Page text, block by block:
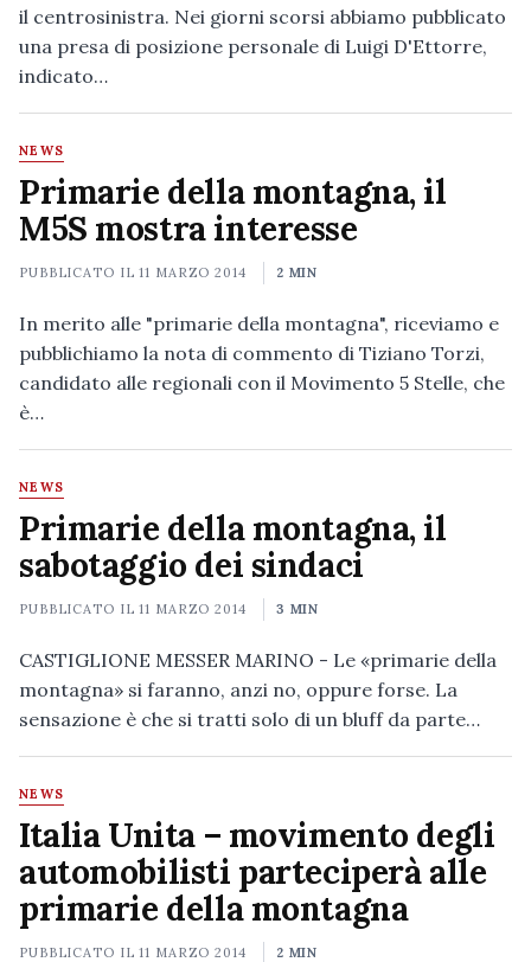
il centrosinistra. Nei giorni scorsi abbiamo pubblicato
una presa di posizione personale di Luigi D'Ettorre,
indicato…
NEWS
Primarie della montagna, il
M5S mostra interesse
PUBBLICATO IL11 MARZO 2014 2 MIN
In merito alle "primarie della montagna", riceviamo e
pubblichiamo la nota di commento di Tiziano Torzi,
candidato alle regionali con il Movimento 5 Stelle, che
è…
NEWS
Primarie della montagna, il
sabotaggio dei sindaci
PUBBLICATO IL11 MARZO 2014 3 MIN
CASTIGLIONE MESSER MARINO - Le «primarie della
montagna» si faranno, anzi no, oppure forse. La
sensazione è che si tratti solo di un bluff da parte…
NEWS
Italia Unita – movimento degli
automobilisti parteciperà alle
primarie della montagna
PUBBLICATO IL11 MARZO 2014 2 MIN